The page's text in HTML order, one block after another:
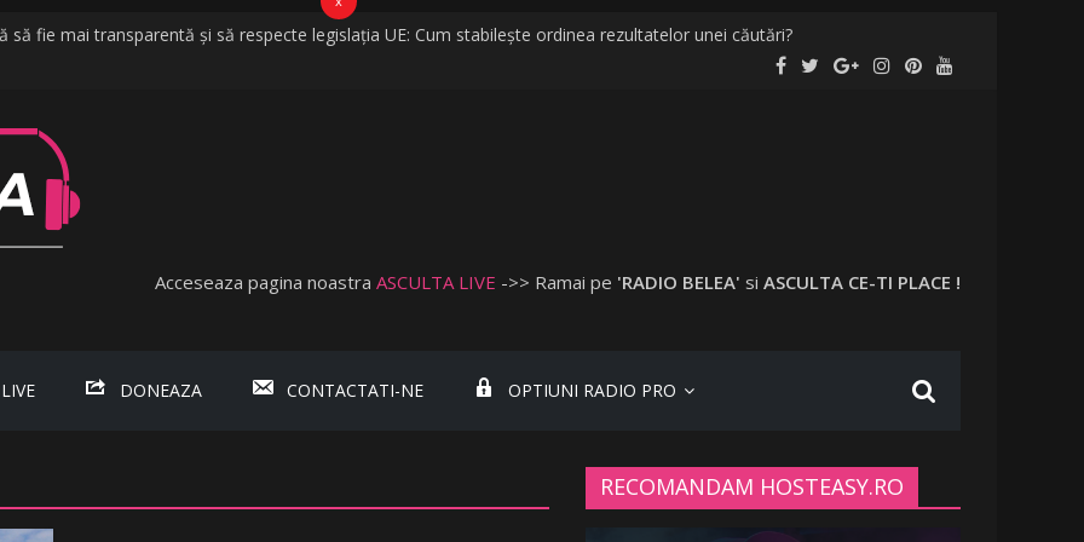
să fie mai transparentă și să respecte legislația UE: Cum stabilește ordinea rezultatelor unei căutări?
fosta soție a lui Tzancă Uraganu, la scurt timp după ce acesta a plecat în vacanță cu o altă femeie
Acceseaza pagina noastra ASCULTA LIVE ->> Ramai pe 'RADIO BELEA' si ASCULTA CE-TI PLACE !
DONEAZA CONTACTATI-NE OPTIUNI RADIO PRO
RECOMANDAM HOSTEASY.RO